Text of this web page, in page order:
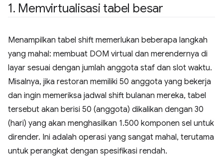
1. Memvirtualisasi tabel besar
Menampilkan tabel shift memerlukan beberapa langkah
yang mahal: membuat DOM virtual dan merendernya di
layar sesuai dengan jumlah anggota staf dan slot waktu.
Misalnya, jika restoran memiliki 50 anggota yang bekerja
dan ingin memeriksa jadwal shift bulanan mereka, tabel
tersebut akan berisi 50 (anggota) dikalikan dengan 30
(hari) yang akan menghasilkan 1.500 komponen sel untuk
dirender. Ini adalah operasi yang sangat mahal, terutama
untuk perangkat dengan spesifikasi rendah.